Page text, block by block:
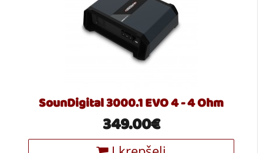
SounDigital 3000.1 EVO 4 - 4 Ohm
349.00€